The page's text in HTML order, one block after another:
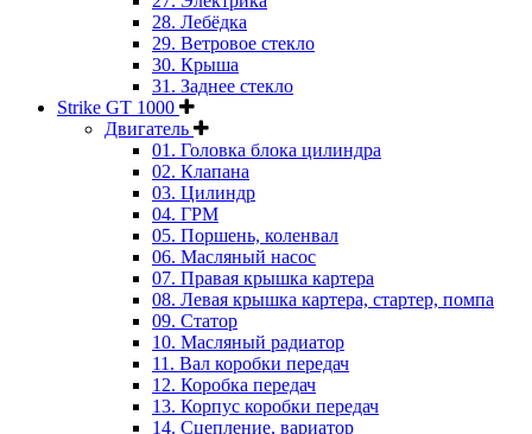
28. Лебёдка
29. Ветровое стекло
30. Крыша
31. Заднее стекло
Strike GT 1000
Двигатель
01. Головка блока цилиндра
02. Клапана
03. Цилиндр
04. ГРМ
05. Поршень, коленвал
06. Масляный насос
07. Правая крышка картера
08. Левая крышка картера, стартер, помпа
09. Статор
10. Масляный радиатор
11. Вал коробки передач
12. Коробка передач
13. Корпус коробки передач
14. Сцепление, вариатор